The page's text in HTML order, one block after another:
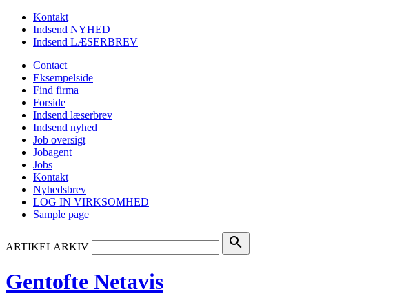
Kontakt
Indsend NYHED
Indsend LÆSERBREV
Contact
Eksempelside
Find firma
Forside
Indsend læserbrev
Indsend nyhed
Job oversigt
Jobagent
Jobs
Kontakt
Nyhedsbrev
LOG IN VIRKSOMHED
Sample page
ARTIKELARKIV search
Gentofte Netavis